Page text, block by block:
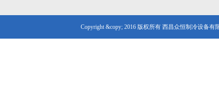
Copyright &copy; 2016 版权所有 西昌众恒制冷设备有